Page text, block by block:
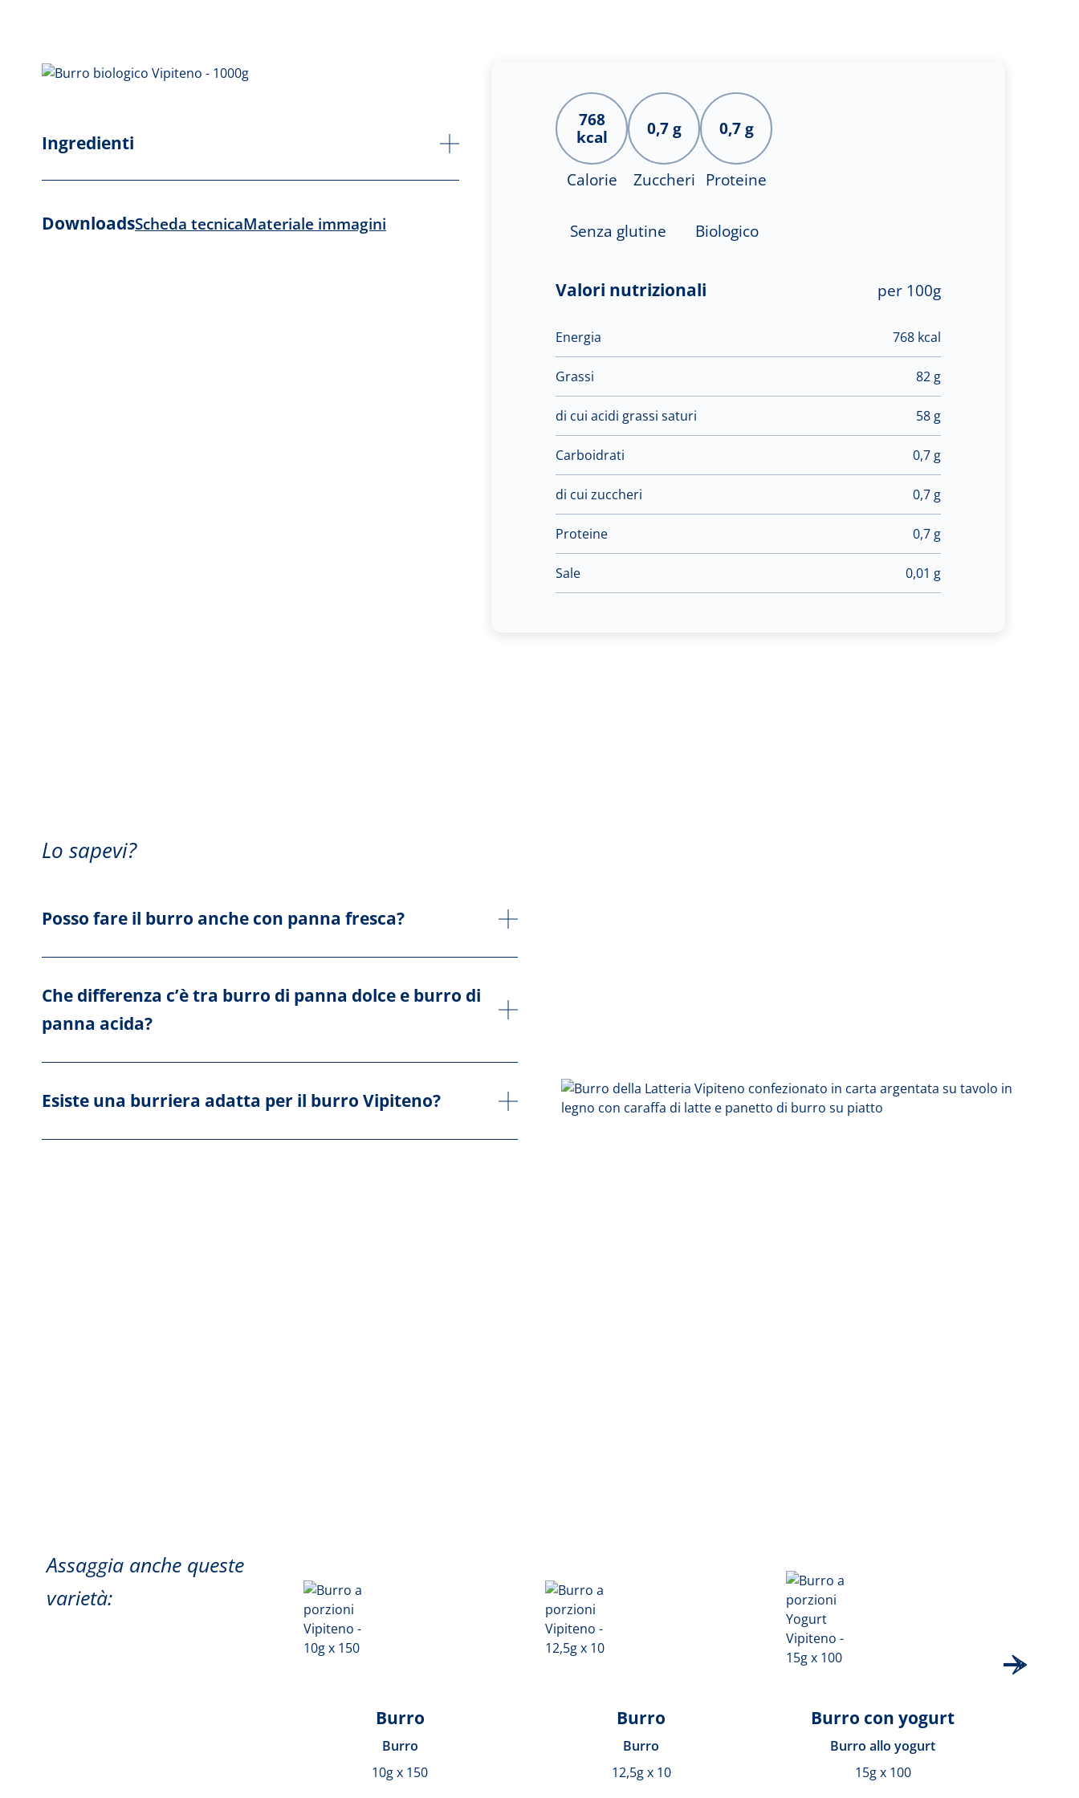
Ingredienti
DownloadsScheda tecnicaMateriale immagini
768
kcal
Calorie
0,7 g
Zuccheri
0,7 g
Proteine
Senza glutine Biologico
Valori nutrizionali per 100g
Energia 768 kcal
Grassi 82 g
di cui acidi grassi saturi 58 g
Carboidrati 0,7 g
di cui zuccheri 0,7 g
Proteine 0,7 g
Sale 0,01 g
Lo sapevi?
Posso fare il burro anche con panna fresca?
Che differenza c’è tra burro di panna dolce e burro di
panna acida?
Esiste una burriera adatta per il burro Vipiteno?
Assaggia anche queste
varietà:
Burro
Burro
10g x 150
Burro
Burro
12,5g x 10
Burro con yogurt
Burro allo yogurt
15g x 100